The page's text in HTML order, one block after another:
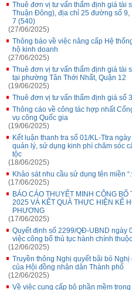
Thuê đơn vị tư vấn thẩm định giá tài
Thuận Đông), địa chỉ 25 đường số
7 (540)
(27/06/2025)
Thông báo về việc nâng cấp Hệ
hộ kinh doanh
(27/06/2025)
Thuê đơn vị tư vấn thẩm định giá tài
tại phường Tân Thới Nhất, Quận 12
(19/06/2025)
Thuê đơn vị tư vấn thẩm định giá số
Thông cáo về công tác hợp nhất
vụ công Quốc gia
(19/06/2025)
Kết luận thanh tra số 01/KL-Ttra
quản lý, sử dụng kinh phí chăm sóc
tộc
(18/06/2025)
Khảo sát nhu cầu sử dụng tên miền
(17/06/2025)
BÁO CÁO THUYẾT MINH CÔNG
2025 VÀ KẾT QUẢ THỰC HIỆN KẾ
PHƯƠNG
(17/06/2025)
Quyết định số 2299/QĐ-UBND ngày
việc công bố thủ tục hành chính
(12/06/2025)
Truyền thông Nghị quyết bãi bỏ
của Hội đồng nhân dân Thành phố
(12/06/2025)
Về việc cung cấp bộ phần mềm